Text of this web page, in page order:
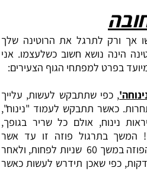
אך ורק לתרגל את הרוטינה שלך
הינה נושא חשוב כשלעצמו. אני
בפרט למפתחי הגוף הצעירים:
, כפי שתתבקש לעשות, עלייך
כאשר תתבקש לעמוד "נינוח",
נינוח, אולם כל שריר בגופך,
המשך בתרגול פוזה זו עד אשר
הסיבולת שלך תגיע להחזקת הפוזה במשך 60 ‏ שניות לפחות, ולאחר
כפי שאכן תידרש לעשות כאשר